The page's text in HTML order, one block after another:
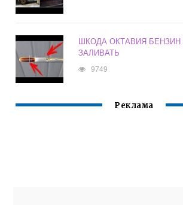
ШКОДА ОКТАВИЯ БЕНЗИН
ЗАЛИВАТЬ
9749
Реклама